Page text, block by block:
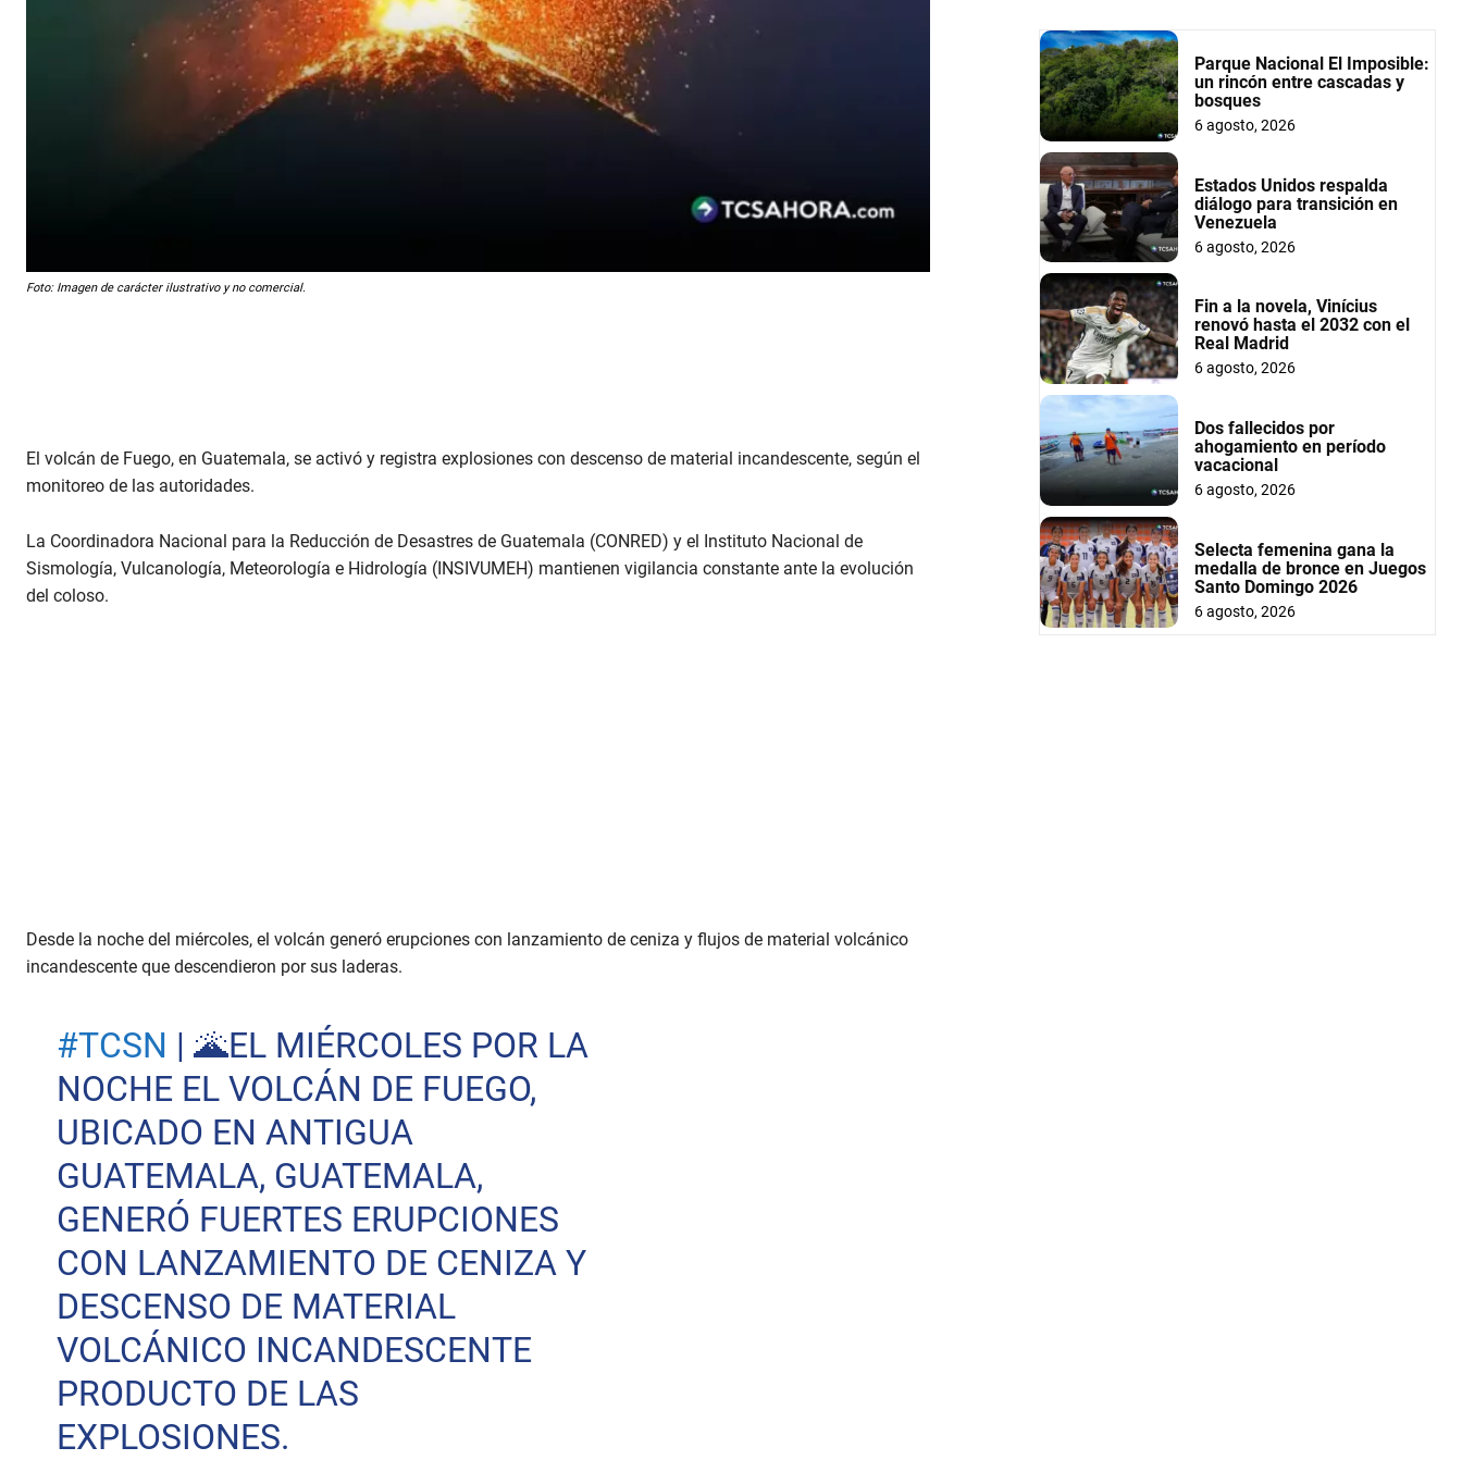
Foto: Imagen de carácter ilustrativo y no comercial.
El volcán de Fuego, en Guatemala, se activó y registra explosiones con descenso de material incandescente, según el
monitoreo de las autoridades.
La Coordinadora Nacional para la Reducción de Desastres de Guatemala (CONRED) y el Instituto Nacional de
Sismología, Vulcanología, Meteorología e Hidrología (INSIVUMEH) mantienen vigilancia constante ante la evolución
del coloso.
Desde la noche del miércoles, el volcán generó erupciones con lanzamiento de ceniza y flujos de material volcánico
incandescente que descendieron por sus laderas.
#TCSN | 🌋EL MIÉRCOLES POR LA
NOCHE EL VOLCÁN DE FUEGO,
UBICADO EN ANTIGUA
GUATEMALA, GUATEMALA,
GENERÓ FUERTES ERUPCIONES
CON LANZAMIENTO DE CENIZA Y
DESCENSO DE MATERIAL
VOLCÁNICO INCANDESCENTE
PRODUCTO DE LAS
EXPLOSIONES.
Parque Nacional El Imposible:
un rincón entre cascadas y
bosques
6 agosto, 2026
Estados Unidos respalda
diálogo para transición en
Venezuela
6 agosto, 2026
Fin a la novela, Vinícius
renovó hasta el 2032 con el
Real Madrid
6 agosto, 2026
Dos fallecidos por
ahogamiento en período
vacacional
6 agosto, 2026
Selecta femenina gana la
medalla de bronce en Juegos
Santo Domingo 2026
6 agosto, 2026